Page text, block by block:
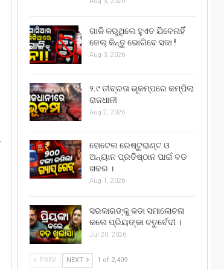
ଗାଳି କରୁଥିଲେ ହୁଏତ ଯିବେନାହିଁ
ଜେଲ୍ କିନ୍ତୁ ଭୋଗିବେ ସଜା !
Aug 3, 2026
୨.୯ ତୀବ୍ରତା ଭୂକମ୍ପରେ କମ୍ପିଲା
ରାଜଧାନୀ
Aug 2, 2026
ହୋଟେଲ ରେଷ୍ଟୁରାଣ୍ଟ ଓ
ଅନ୍ୟାନ ପ୍ରତିଷ୍ଠାନ ପାଇଁ ବଡ
ଖବର ।
Aug 1, 2026
ସରକାରଙ୍କୁ କଡା ସମାଲୋଚନା
କଲେ ପ୍ରିୟଙ୍କା ଚତୁର୍ବେଦୀ ।
Jul 20, 2026
PREV NEXT 1 of 2,409